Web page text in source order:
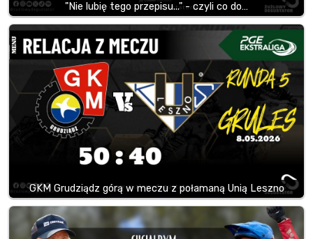
"Nie lubię tego przepisu..." - czyli co do…
GKM Grudziądz górą w meczu z połamaną Unią Leszno